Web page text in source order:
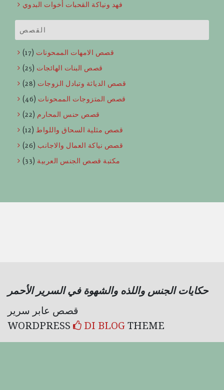
فهد ونياكة القحبات أخوات البدوي
القصص
قصص الامهات الممحونات (17)
قصص البنات الهائجات (25)
قصص الدياثة وتبادل الزوجات (28)
قصص المتزوجات الممحونات (46)
قصص حنس المحارم (22)
قصص مثلية السحاق واللواط (12)
قصص نياكة العمال والاجانب (26)
مكتبة قصص الجنس العربية (33)
حكايات الجنس واللذه والشهوة في السرير الأحمر
WORDPRESS
DI BLOGTHEME